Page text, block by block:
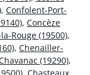
, Confolent-Port-
, Concèze
Rouge (19500),
, Chenailler-
(19290),
, Chasteaux